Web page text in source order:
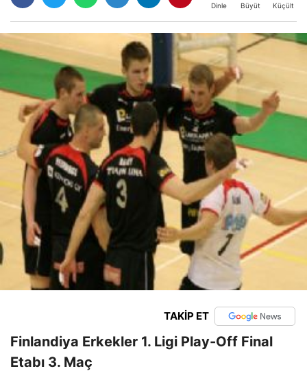
Dinle Büyüt Küçült
TAKİP ET
Finlandiya Erkekler 1. Ligi Play-Off Final
Etabı 3. Maç